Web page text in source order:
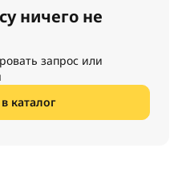
ничего не
запрос или
каталог